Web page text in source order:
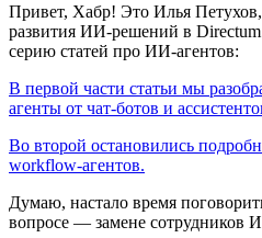
Привет, Хабр! Это Илья Петухов,
развития ИИ-решений в
серию статей про ИИ-агентов:
В первой части статьи мы
агенты от чат-ботов и
Во второй остановились
workflow-агентов.
Думаю, настало время
вопросе — замене сотрудников